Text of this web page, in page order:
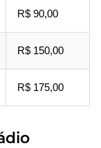
R$ 90,00
R$ 150,00
R$ 175,00